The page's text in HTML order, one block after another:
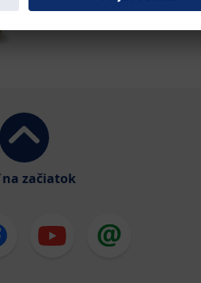
začiatok